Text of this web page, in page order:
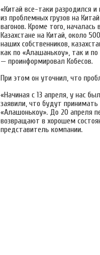
«Китай все-таки разродился
из проблемных грузов на
вагонов. Кроме того,
Казахстане на Китай, около
наших собственников,
как по «Алашанькоу», так и
— проинформировал Кобесов.
При этом он уточнил, что
«Начиная с 13 апреля, у нас
заявили, что будут
«Алашонькоу». До 20 апреля
возвращают в хорошем
представитель компании.